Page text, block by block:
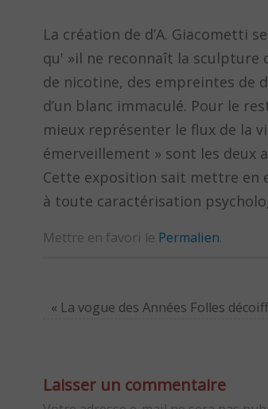
La création de d’A. Giacometti
qu' »il ne reconnaît la sculpture
de nicotine, des empreintes de
d’un blanc immaculé. Pour le
mieux représenter le flux de la
émerveillement » sont les deux
Cette exposition sait mettre en
à toute caractérisation
Mettre en favori le Permalien.
« La vogue des Années Folles
Laisser un commentaire